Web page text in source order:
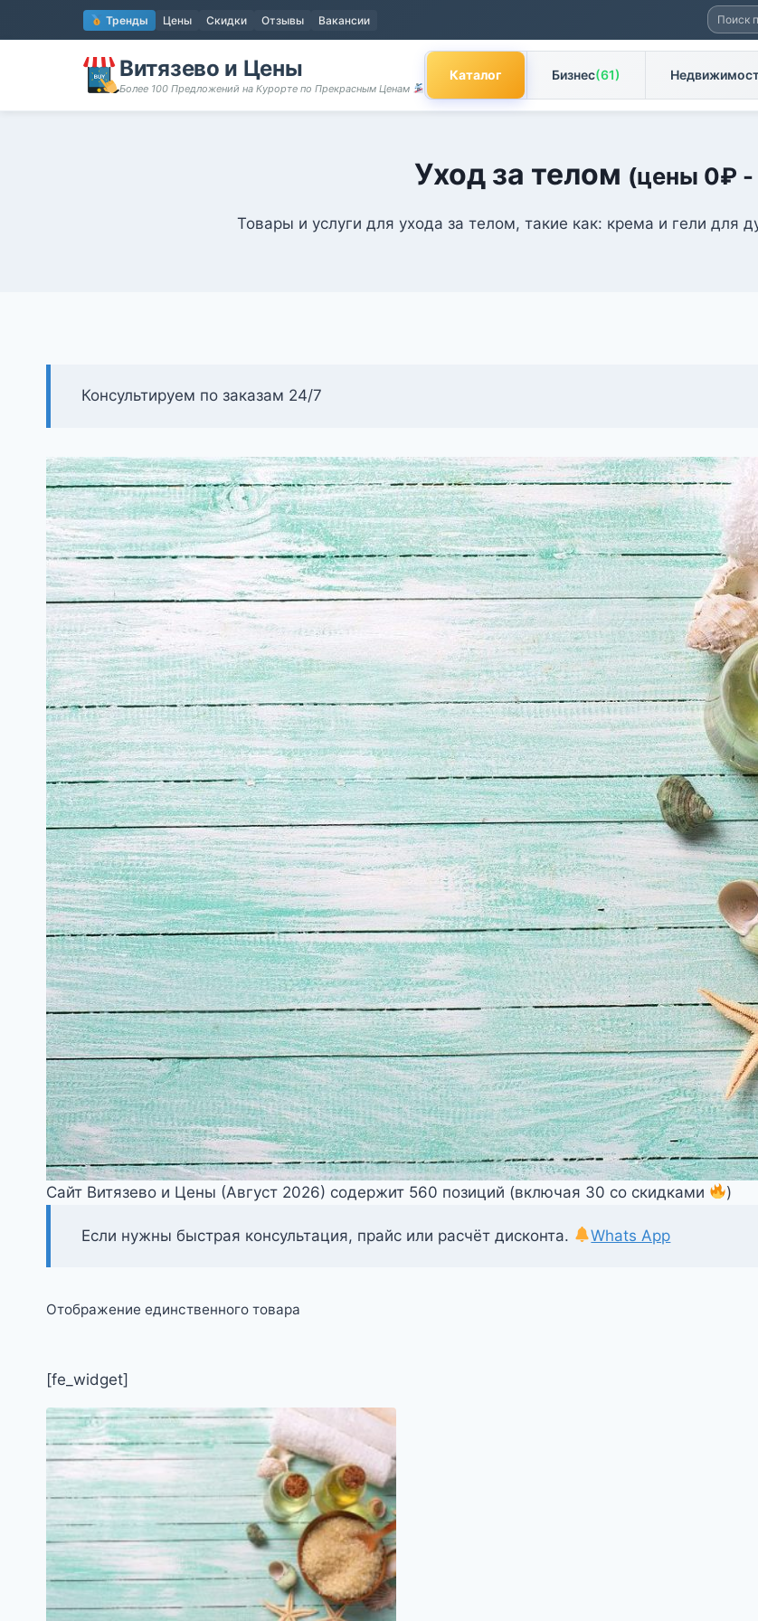
к
содержимому
Тренды Цены Скидки Отзывы Вакансии
Витязево и Цены
Более 100 Предложений на Курорте по Прекрасным Ценам
Каталог Бизнес(61)
Уход за телом (цены 0₽ -
Товары и услуги для ухода за телом, такие как: крема и гели для
Консультируем по заказам 24/7
Сайт Витязево и Цены (Август 2026) содержит 560 позиций (включая 30 со скидками )
Если нужны быстрая консультация, прайс или расчёт дисконта. Whats App
Отображение единственного товара
[fe_widget]